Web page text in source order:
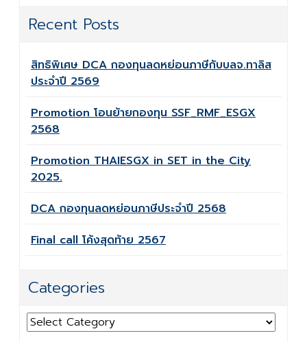
Recent Posts
สิทธิพิเศษ DCA กองทุนลดหย่อนภาษีกับบลจ.ทาลิส
ประจำปี 2569
Promotion โอนย้ายกองทุน SSF_RMF_ESGX
2568
Promotion THAIESGX in SET in the City
2025.
DCA กองทุนลดหย่อนภาษีประจำปี 2568
Final call โค้งสุดท้าย 2567
Categories
Categories